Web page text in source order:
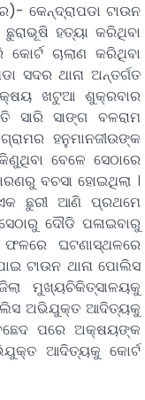
କେନ୍ଦ୍ରାପଡା ଟାଉନ
ଛୁରାଭୂଷି ହତ୍ୟା କରିଥିବା
ଚାଲାଣ କରିଥିବା
ସଦର ଥାନା ଅନ୍ତର୍ଗତ
ଖଟୁଆ ଶୁକ୍ରବାର
ସାରି ସାଙ୍ଗ ବଳରାମ
ହନୁମାନଜୀଉଙ୍କ
ବେଳେ ସେଠାରେ
ବଚସା ହୋଇଥିଲା ।
ଛୁରୀ ଆଣି ପ୍ରଥମେ
ଦୌଡି ପଳାଇବାରୁ
ଘଟଣାସ୍ଥଳରେ
ଟାଉନ ଥାନା ପୋଲିସ
ମୁଖ୍ୟଚିକିତ୍ସାଳୟକୁ
ଅଭିଯୁକ୍ତ ଆଦିତ୍ୟକୁ
ପରେ ଅକ୍ଷୟଙ୍କ
ଆଦିତ୍ୟକୁ କୋର୍ଟ